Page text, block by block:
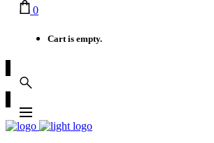
0
Cart is empty.